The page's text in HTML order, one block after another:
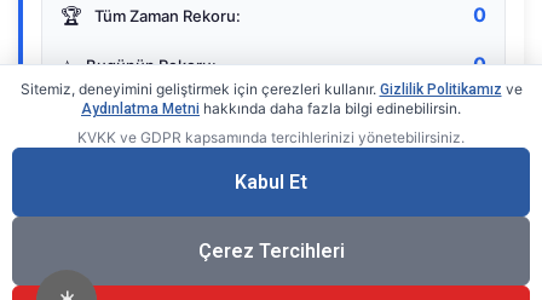
🏆 Tüm Zaman Rekoru: 0
⭐ Bugünün Rekoru: 0
Live Online Counter• by KerimUsta
Gerçek zamanlı sayaç
Sitemiz, deneyimini geliştirmek için çerezleri kullanır. Gizlilik Politikamız ve
Aydınlatma Metni hakkında daha fazla bilgi edinebilirsin.
KVKK ve GDPR kapsamında tercihlerinizi yönetebilirsiniz.
Kabul Et
Çerez Tercihleri